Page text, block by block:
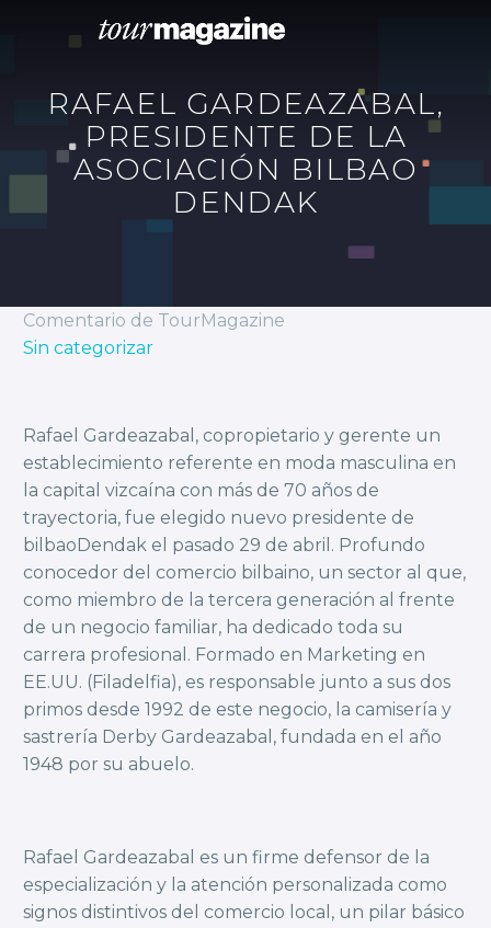
RAFAEL GARDEAZABAL,
PRESIDENTE DE LA
ASOCIACIÓN BILBAO
DENDAK
Comentario de TourMagazine
Sin categorizar
Rafael Gardeazabal, copropietario y gerente un
establecimiento referente en moda masculina en
la capital vizcaína con más de 70 años de
trayectoria, fue elegido nuevo presidente de
bilbaoDendak el pasado 29 de abril. Profundo
conocedor del comercio bilbaino, un sector al que,
como miembro de la tercera generación al frente
de un negocio familiar, ha dedicado toda su
carrera profesional. Formado en Marketing en
EE.UU. (Filadelfia), es responsable junto a sus dos
primos desde 1992 de este negocio, la camisería y
sastrería Derby Gardeazabal, fundada en el año
1948 por su abuelo.
Rafael Gardeazabal es un firme defensor de la
especialización y la atención personalizada como
signos distintivos del comercio local, un pilar básico